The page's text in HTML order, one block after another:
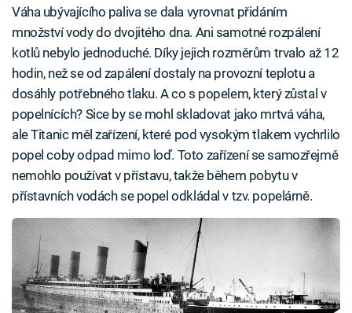
Váha ubývajícího paliva se dala vyrovnat přidáním
množství vody do dvojitého dna. Ani samotné rozpálení
kotlů nebylo jednoduché. Díky jejich rozměrům trvalo až 12
hodin, než se od zapálení dostaly na provozní teplotu a
dosáhly potřebného tlaku. A co s popelem, který zůstal v
popelnících? Sice by se mohl skladovat jako mrtvá váha,
ale Titanic měl zařízení, které pod vysokým tlakem vychrlilo
popel coby odpad mimo loď. Toto zařízení se samozřejmě
nemohlo používat v přístavu, takže během pobytu v
přístavních vodách se popel odkládal v tzv. popelárně.